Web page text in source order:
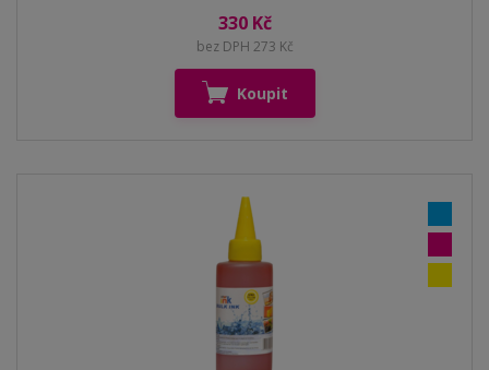
330 Kč
bez DPH 273 Kč
Koupit